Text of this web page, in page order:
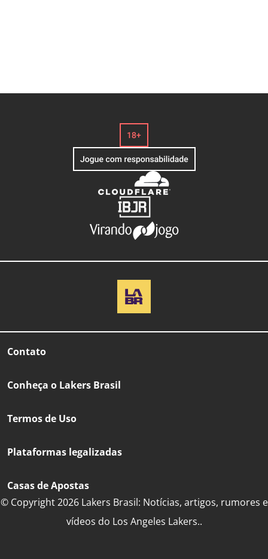
Contato
Conheça o Lakers Brasil
Termos de Uso
Plataformas legalizadas
Casas de Apostas
© Copyright 2026 Lakers Brasil: Notícias, artigos, rumores e
vídeos do Los Angeles Lakers..